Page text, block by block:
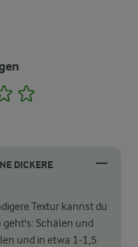
4
DICKERE
Textur kannst du
geht's: Schälen und
und in etwa 1-1,5